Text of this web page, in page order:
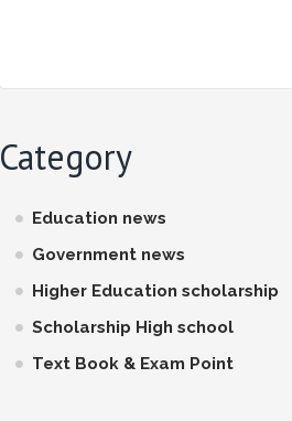
Category
Education news
Government news
Higher Education scholarship
Scholarship High school
Text Book & Exam Point